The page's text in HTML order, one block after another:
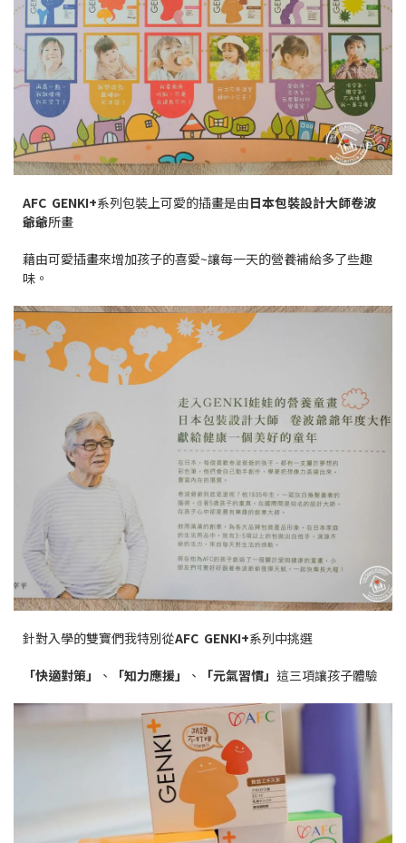
AFC GENKI+系列包裝上可愛的插畫是由日本包裝設計大師卷波
爺爺所畫
藉由可愛插畫來增加孩子的喜愛~讓每一天的營養補給多了些趣
味。
針對入學的雙寶們我特別從AFC GENKI+系列中挑選
「快適對策」 、 「知力應援」 、 「元氣習慣」 這三項讓孩子體驗